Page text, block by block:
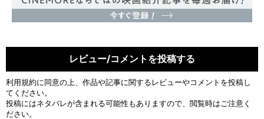
レビュー/コメントを投稿する
利用規約に同意の上、作品や記事に関するレビューやコメントを投稿し
てください。
投稿にはネタバレが含まれる可能性もありますので、閲覧時はご注意く
ださい。